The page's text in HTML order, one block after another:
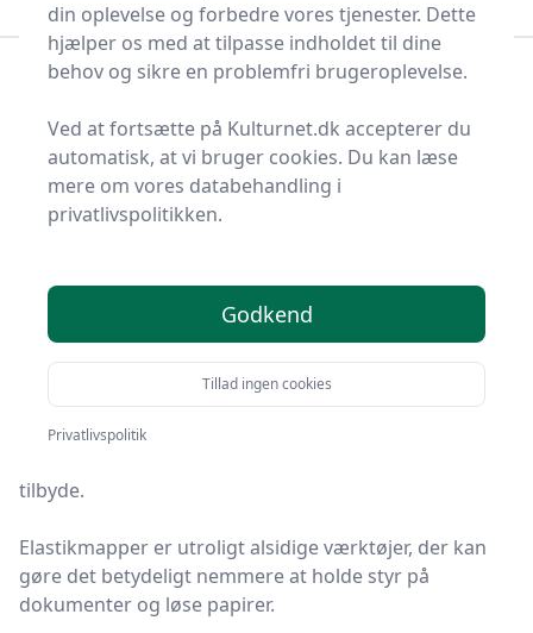
Bolig og indretning
Kontor
Elastikmapper - 66 på
lager
Velkommen til vores omfattende guide om
Uanset om du er en studieentusiast, en professionel
organisator eller simpelthen interesseret i
kontorartikler, vil denne guide tilbyde dig en
tilbyde.
Elastikmapper er utroligt alsidige værktøjer, der kan
gøre det betydeligt nemmere at holde styr på
dokumenter og løse papirer.
din oplevelse og forbedre vores tjenester. Dette
hjælper os med at tilpasse indholdet til dine
behov og sikre en problemfri brugeroplevelse.
Ved at fortsætte på Kulturnet.dk accepterer du
automatisk, at vi bruger cookies. Du kan læse
mere om vores databehandling i
privatlivspolitikken.
Godkend
Tillad ingen cookies
Privatlivspolitik